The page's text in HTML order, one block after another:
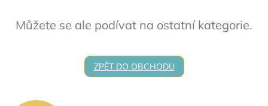
Můžete se ale podívat na ostatní kategorie.
ZPĚT DO OBCHODU